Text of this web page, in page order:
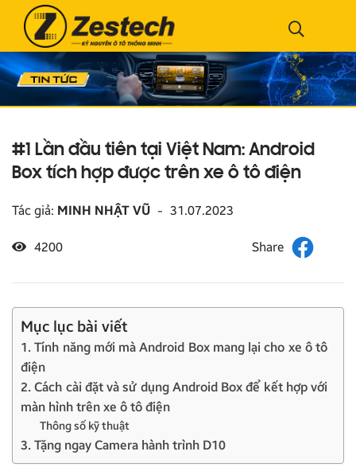
#1 Lần đầu tiên tại Việt Nam: Android
Box tích hợp được trên xe ô tô điện
Tác giả: MINH NHẬT VŨ - 31.07.2023
4200
Mục lục bài viết
1. Tính năng mới mà Android Box mang lại cho xe ô tô
điện
2. Cách cài đặt và sử dụng Android Box để kết hợp với
màn hình trên xe ô tô điện
Thông số kỹ thuật
3. Tặng ngay Camera hành trình D10